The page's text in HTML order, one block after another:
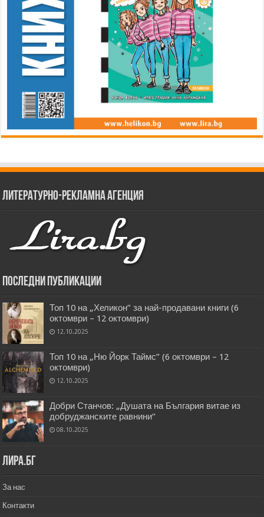
Литературно-рекламна агенция
Последни публикации
Топ 10 на „Хеликон” за най-продавани книги (6
октомври – 12 октомври)
12.10.2025
Топ 10 на „Ню Йорк Таймс” (6 октомври – 12
октомври)
12.10.2025
Добри Станчов: „Душата на България витае из
добруджанските равнини“
08.10.2025
Лира.бг
За нас
Контакти